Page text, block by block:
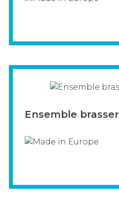
Ensemble